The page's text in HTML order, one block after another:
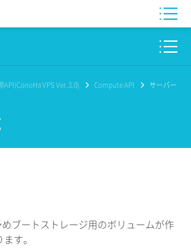
API(ConoHa VPS Ver.3.0) Compute API
サーバー
ブートストレージ用のボリュームが作
す。